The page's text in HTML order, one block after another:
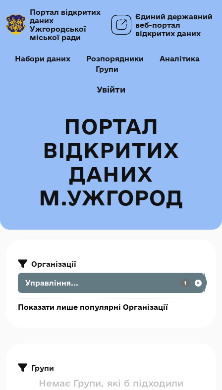
Портал відкритих
даних
Ужгородської
міської ради
Єдиний державний
веб-портал
відкритих даних
Набори даних Розпорядники
Аналітика
Групи
Увійти
ПОРТАЛ
ВІДКРИТИХ
ДАНИХ
М.УЖГОРОД
Організації
Управління... 1
Показати лише популярні Організації
Групи
Немає Групи, які б підходили